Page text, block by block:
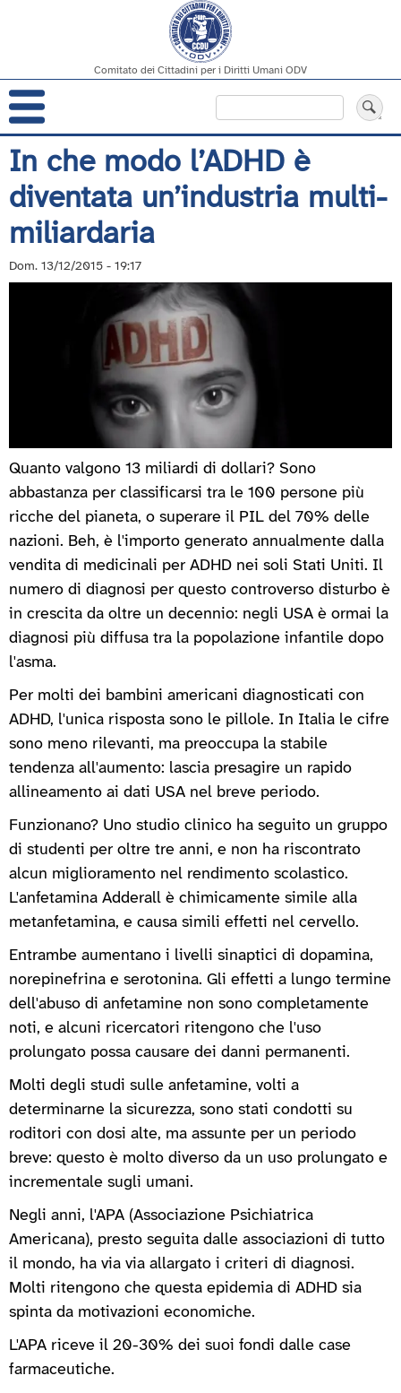
Salta
al
contenuto
principale
Comitato dei Cittadini per i Diritti Umani ODV
Navigazione
principale
In che modo l’ADHD è
diventata un’industria multi-
miliardaria
Dom. 13/12/2015 - 19:17
Quanto valgono 13 miliardi di dollari? Sono
abbastanza per classificarsi tra le 100 persone più
ricche del pianeta, o superare il PIL del 70% delle
nazioni. Beh, è l'importo generato annualmente dalla
vendita di medicinali per ADHD nei soli Stati Uniti. Il
numero di diagnosi per questo controverso disturbo è
in crescita da oltre un decennio: negli USA è ormai la
diagnosi più diffusa tra la popolazione infantile dopo
l'asma.
Per molti dei bambini americani diagnosticati con
ADHD, l'unica risposta sono le pillole. In Italia le cifre
sono meno rilevanti, ma preoccupa la stabile
tendenza all'aumento: lascia presagire un rapido
allineamento ai dati USA nel breve periodo.
Funzionano? Uno studio clinico ha seguito un gruppo
di studenti per oltre tre anni, e non ha riscontrato
alcun miglioramento nel rendimento scolastico.
L'anfetamina Adderall è chimicamente simile alla
metanfetamina, e causa simili effetti nel cervello.
Entrambe aumentano i livelli sinaptici di dopamina,
norepinefrina e serotonina. Gli effetti a lungo termine
dell'abuso di anfetamine non sono completamente
noti, e alcuni ricercatori ritengono che l'uso
prolungato possa causare dei danni permanenti.
Molti degli studi sulle anfetamine, volti a
determinarne la sicurezza, sono stati condotti su
roditori con dosi alte, ma assunte per un periodo
breve: questo è molto diverso da un uso prolungato e
incrementale sugli umani.
Negli anni, l'APA (Associazione Psichiatrica
Americana), presto seguita dalle associazioni di tutto
il mondo, ha via via allargato i criteri di diagnosi.
Molti ritengono che questa epidemia di ADHD sia
spinta da motivazioni economiche.
L'APA riceve il 20-30% dei suoi fondi dalle case
farmaceutiche.